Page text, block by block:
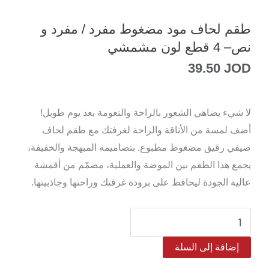
طقم لحاف مود مضغوط مفرد / مفرد و
نص– 4 قطع لون مشمشي
39.50 JOD
لا شيء يضاهي الشعور بالراحة والنعومة بعد يوم طويل!
أضف لمسة من الأناقة والراحة لغرفتك مع طقم لحاف
صيفي رقيق مضغوط مطبوع. بتصاميمه المبهجة والخفيفة،
يجمع هذا الطقم بين الموضة والعملية، مصمّم من أقمشة
عالية الجودة ليحافظ على برودة غرفتك وراحتها وجاذبيتها.
كمية
طقم
لحاف
إضافة إلى السلة